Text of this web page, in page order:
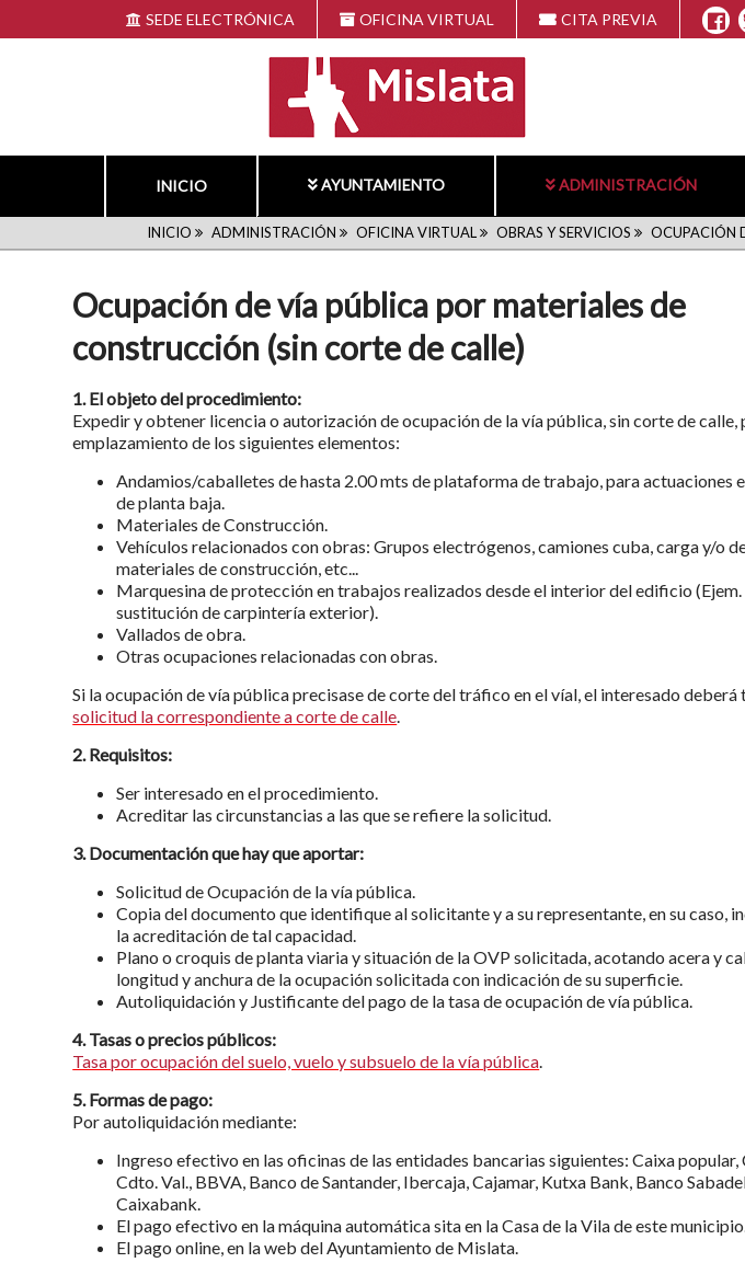
al
SEDE ELECTRÓNICA OFICINA VIRTUAL CITA PREVIA
INICIO AYUNTAMIENTO ADMINISTRACIÓN
RUTA
DE
NAVEGACIÓN
INICIO ADMINISTRACIÓN OFICINA VIRTUAL OBRAS Y SERVICIOS OCUPACIÓN
Ocupación de vía pública por materiales de
construcción (sin corte de calle)
1. El objeto del procedimiento:
Expedir y obtener licencia o autorización de ocupación de la vía pública, sin corte de calle,
emplazamiento de los siguientes elementos:
Andamios/caballetes de hasta 2.00 mts de plataforma de trabajo, para actuaciones
de planta baja.
Materiales de Construcción.
Vehículos relacionados con obras: Grupos electrógenos, camiones cuba, carga y/o
materiales de construcción, etc...
Marquesina de protección en trabajos realizados desde el interior del edificio (Ejem.
sustitución de carpintería exterior).
Vallados de obra.
Otras ocupaciones relacionadas con obras.
Si la ocupación de vía pública precisase de corte del tráfico en el víal, el interesado
solicitud la correspondiente a corte de calle.
2. Requisitos:
Ser interesado en el procedimiento.
Acreditar las circunstancias a las que se refiere la solicitud.
3. Documentación que hay que aportar:
Solicitud de Ocupación de la vía pública.
Copia del documento que identifique al solicitante y a su representante, en su caso,
la acreditación de tal capacidad.
Plano o croquis de planta viaria y situación de la OVP solicitada, acotando acera y
longitud y anchura de la ocupación solicitada con indicación de su superficie.
Autoliquidación y Justificante del pago de la tasa de ocupación de vía pública.
4. Tasas o precios públicos:
Tasa por ocupación del suelo, vuelo y subsuelo de la vía pública.
5. Formas de pago:
Por autoliquidación mediante:
Ingreso efectivo en las oficinas de las entidades bancarias siguientes: Caixa popular,
Cdto. Val., BBVA, Banco de Santander, Ibercaja, Cajamar, Kutxa Bank, Banco
Caixabank.
El pago efectivo en la máquina automática sita en la Casa de la Vila de este
El pago online, en la web del Ayuntamiento de Mislata.